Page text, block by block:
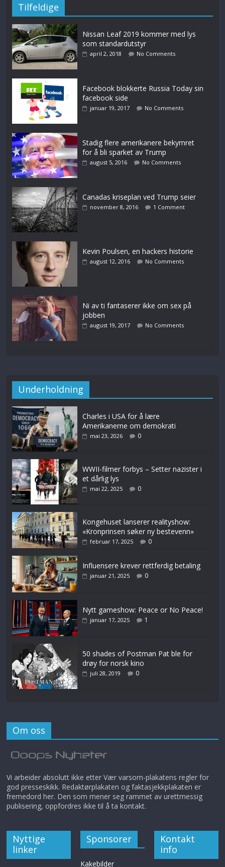
Tilfeldige
Nissan Leaf 2019 kommer med lys
som standardutstyr
april 2, 2018 No Comments
Facebook blokkerte Russia Today sin
facebook side
januar 19, 2017 No Comments
Stadig flere amerikanere bekymret
for å bli sparket av Trump
august 5, 2016 No Comments
Canadas kriseplan ved Trump seier
november 8, 2016 1 Comment
Kevin Poulsen, en hackers historie
august 12, 2016 No Comments
Ni av ti fantaserer ikke om sex på
jobben
august 19, 2017 No Comments
Underholdning
Charles i USA for å lære
Amerikanerne om demokrati
mai 23, 2026 0
WWII-filmer forbys – Setter nazister i
et dårlig lys
mai 22, 2025 0
Kongehuset lanserer realityshow:
«Kronprinsen søker ny bestevenn»
februar 17, 2025 0
Influensere krever rettferdig betaling
januar 21, 2025 0
Nytt gameshow: Peace or No Peace!
januar 17, 2025 1
50 shades of Postman Pat ble for
drøy for norsk kino
juli 28, 2019 0
Om oss
Vi arbeider absolutt ikke etter Vær varsom-plakatens regler for
god presseskikk. Redaktørplakaten og faktasjekkplakaten er
fremedord her. Den som mener seg rammet av urettmessig
publisering, oppfordres ikke til å ta kontakt.
Nyttige
linker
Sponsorer
Kakebilder
Kontakt
info